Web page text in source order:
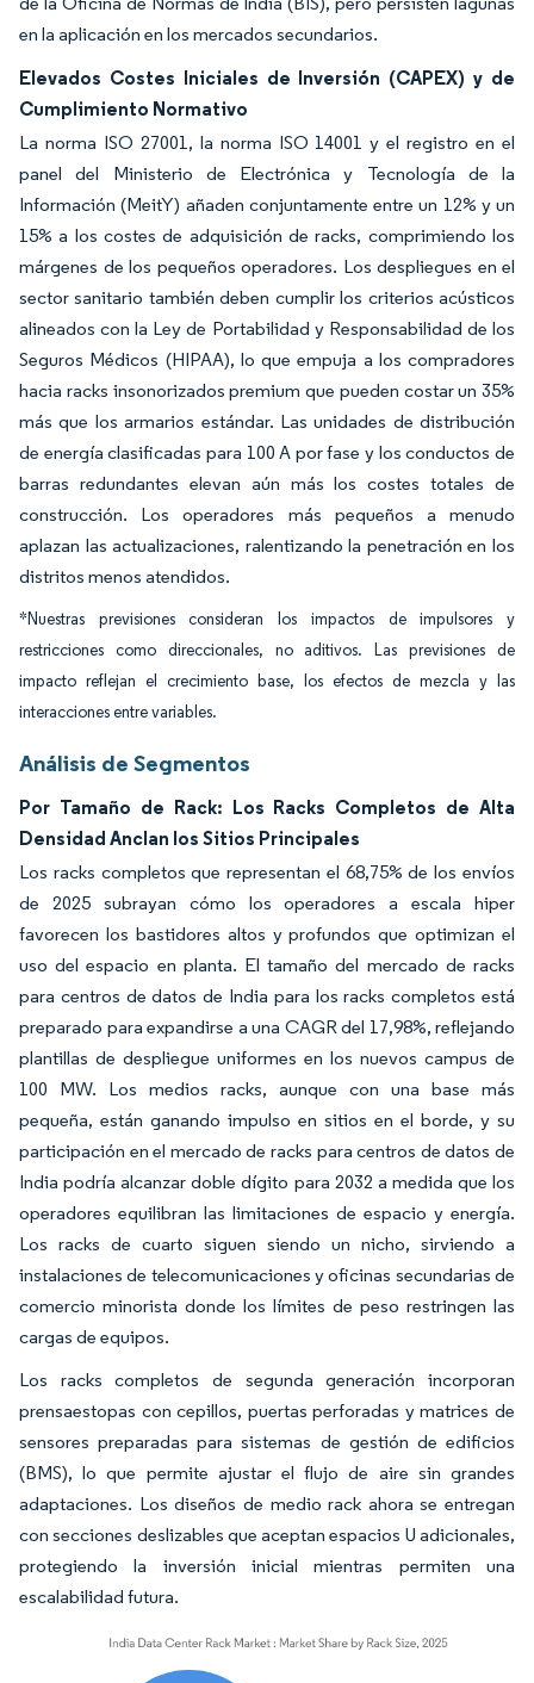
en la aplicación en los mercados secundarios.
Elevados Costes Iniciales de Inversión (CAPEX) y de
Cumplimiento Normativo
La norma ISO 27001, la norma ISO 14001 y el registro en el
panel del Ministerio de Electrónica y Tecnología de la
Información (MeitY) añaden conjuntamente entre un 12% y un
15% a los costes de adquisición de racks, comprimiendo los
márgenes de los pequeños operadores. Los despliegues en el
sector sanitario también deben cumplir los criterios acústicos
alineados con la Ley de Portabilidad y Responsabilidad de los
Seguros Médicos (HIPAA), lo que empuja a los compradores
hacia racks insonorizados premium que pueden costar un 35%
más que los armarios estándar. Las unidades de distribución
de energía clasificadas para 100 A por fase y los conductos de
barras redundantes elevan aún más los costes totales de
construcción. Los operadores más pequeños a menudo
aplazan las actualizaciones, ralentizando la penetración en los
distritos menos atendidos.
*Nuestras previsiones consideran los impactos de impulsores y
restricciones como direccionales, no aditivos. Las previsiones de
impacto reflejan el crecimiento base, los efectos de mezcla y las
interacciones entre variables.
Análisis de Segmentos
Por Tamaño de Rack: Los Racks Completos de Alta
Densidad Anclan los Sitios Principales
Los racks completos que representan el 68,75% de los envíos
de 2025 subrayan cómo los operadores a escala hiper
favorecen los bastidores altos y profundos que optimizan el
uso del espacio en planta. El tamaño del mercado de racks
para centros de datos de India para los racks completos está
preparado para expandirse a una CAGR del 17,98%, reflejando
plantillas de despliegue uniformes en los nuevos campus de
100 MW. Los medios racks, aunque con una base más
pequeña, están ganando impulso en sitios en el borde, y su
participación en el mercado de racks para centros de datos de
India podría alcanzar doble dígito para 2032 a medida que los
operadores equilibran las limitaciones de espacio y energía.
Los racks de cuarto siguen siendo un nicho, sirviendo a
instalaciones de telecomunicaciones y oficinas secundarias de
comercio minorista donde los límites de peso restringen las
cargas de equipos.
Los racks completos de segunda generación incorporan
prensaestopas con cepillos, puertas perforadas y matrices de
sensores preparadas para sistemas de gestión de edificios
(BMS), lo que permite ajustar el flujo de aire sin grandes
adaptaciones. Los diseños de medio rack ahora se entregan
con secciones deslizables que aceptan espacios U adicionales,
protegiendo la inversión inicial mientras permiten una
escalabilidad futura.